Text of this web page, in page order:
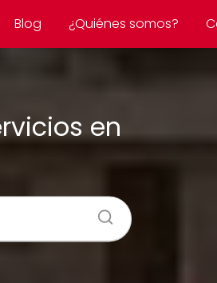
Blog ¿Quiénes somos?
en